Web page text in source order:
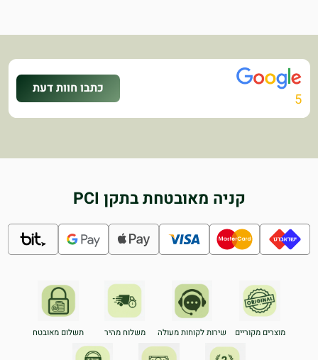
5
כתבו חוות דעת
קניה מאובטחת בתקן PCI
מוצרים מקוריים שירות לקוחות מעולה משלוח מהיר תשלום מאובטח